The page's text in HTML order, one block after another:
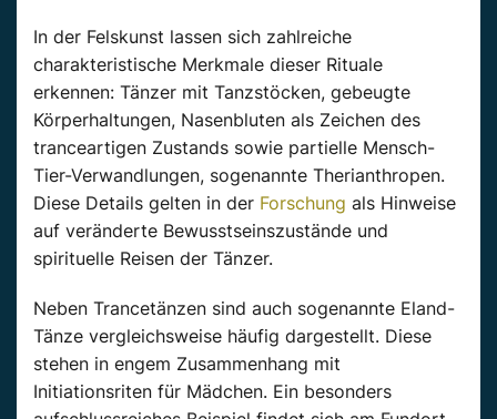
In der Felskunst lassen sich zahlreiche
charakteristische Merkmale dieser Rituale
erkennen: Tänzer mit Tanzstöcken, gebeugte
Körperhaltungen, Nasenbluten als Zeichen des
tranceartigen Zustands sowie partielle Mensch-
Tier-Verwandlungen, sogenannte Therianthropen.
Diese Details gelten in der Forschung als Hinweise
auf veränderte Bewusstseinszustände und
spirituelle Reisen der Tänzer.
Neben Trancetänzen sind auch sogenannte Eland-
Tänze vergleichsweise häufig dargestellt. Diese
stehen in engem Zusammenhang mit
Initiationsriten für Mädchen. Ein besonders